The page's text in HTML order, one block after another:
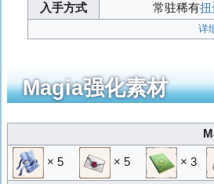
入手方式 常驻稀有扭
详
Magia强化素材
× 5 × 5 × 3